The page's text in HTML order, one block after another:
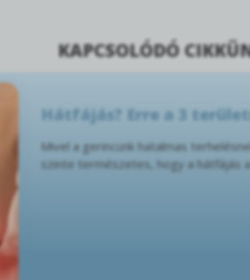
KAPCSOLÓDÓ
Hátfájás? Erre a 3
Mivel a gerincünk hatalmas
szinte természetes, hogy a hátfájás a